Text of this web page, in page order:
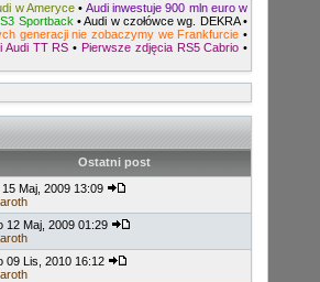
w Ameryce • Audi inwestuje 900 mln euro w
Sportback •Audi w czołówce wg. DEKRA•
generacji nie zobaczymy we Frankfurcie •
Audi TT RS • Pierwsze zdjęcia RS5 Cabrio •
Ostatni post
15 Maj, 2009 13:09
12 Maj, 2009 01:29
09 Lis, 2010 16:12